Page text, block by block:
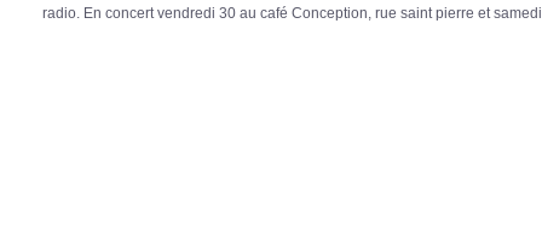
radio. En concert vendredi 30 au café Conception, rue saint pierre et